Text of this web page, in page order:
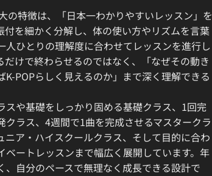
の特徴は、「日本一わかりやすいレッスン」を
付を細かく分解し、体の使い方やリズムを言葉
人ひとりの理解度に合わせてレッスンを進行し
だけで終わらせるのではなく、「なぜその動き
K-POPらしく見えるのか」まで深く理解できる
スや基礎をしっかり固める基礎クラス、1回完
クラス、4週間で1曲を完成させるマスタークラ
ニア・ハイスクールクラス、そして目的に合わ
ベートレッスンまで幅広く展開しています。年
、自分のペースで無理なく成長できる設計で